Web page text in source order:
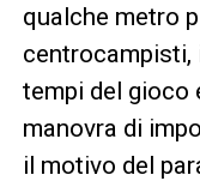
qualche metro
centrocampisti,
tempi del gioco
manovra di
il motivo del